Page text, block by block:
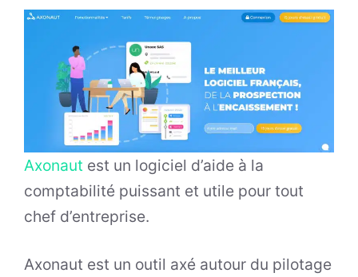
Axonaut est un logiciel d’aide à la
comptabilité puissant et utile pour tout
chef d’entreprise.
Axonaut est un outil axé autour du pilotage